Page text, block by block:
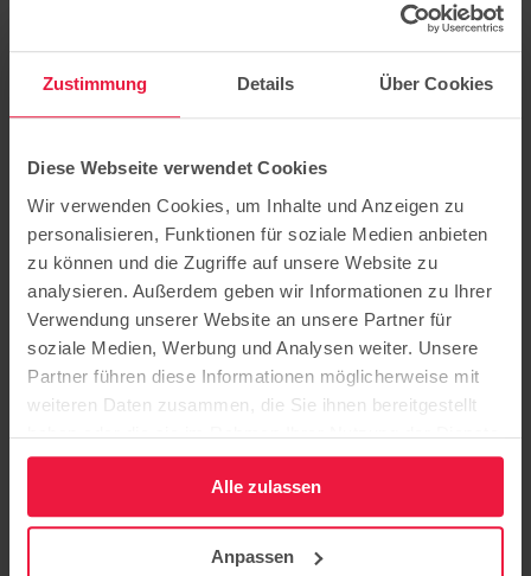
Zustimmung Details Über Cookies
Diese Webseite verwendet Cookies
Wir verwenden Cookies, um Inhalte und Anzeigen zu
personalisieren, Funktionen für soziale Medien anbieten
zu können und die Zugriffe auf unsere Website zu
analysieren. Außerdem geben wir Informationen zu Ihrer
Verwendung unserer Website an unsere Partner für
soziale Medien, Werbung und Analysen weiter. Unsere
Partner führen diese Informationen möglicherweise mit
weiteren Daten zusammen, die Sie ihnen bereitgestellt
haben oder die sie im Rahmen Ihrer Nutzung der Dienste
gesammelt haben.
Alle zulassen
Anpassen
Sandra Wasse
Recruiting Managerin
Tel.: 0331 23 13 479
sandra.wasse@hoffbauer-stiftung.de
Ines Langguth